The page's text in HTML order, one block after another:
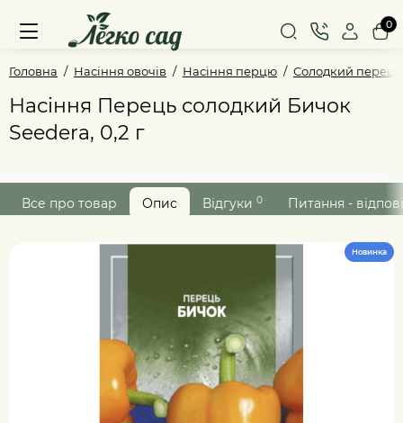
0
Головна Насіння овочів Насіння перцю Солодкий перець
Насіння Перець солодкий Бичок
Seedera, 0,2 г
Все про товар Опис Відгуки 0 Питання -
Новинка